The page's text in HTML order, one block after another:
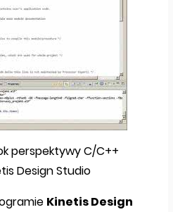
perspektywy C/C++
Design Studio
Kinetis Design